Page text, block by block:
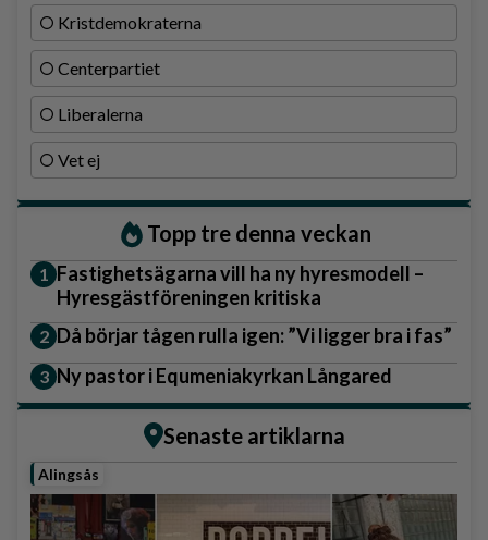
Kristdemokraterna
Centerpartiet
Liberalerna
Vet ej
Topp tre denna veckan
Fastighetsägarna vill ha ny hyresmodell –
Hyresgästföreningen kritiska
Då börjar tågen rulla igen: ”Vi ligger bra i fas”
Ny pastor i Equmeniakyrkan Långared
Senaste artiklarna
Alingsås